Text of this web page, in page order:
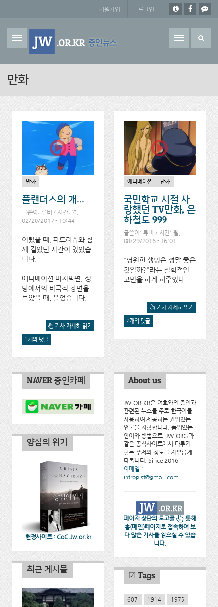
회원가입 로그인
Toggle
navigation
만화
만화
플랜더스의 개...
글쓴이: 류비 / 시간: 월,
02/20/2017 - 10:44
어렸을 때, 파트라슈와 함
께 걸었던 시간이 있었습
니다.
애니메이션 마지막편, 성
당에서의 비극적 장면을
보았을 때, 울었습니다.
플랜더스의 개... 에 대해서
기사 자세히 읽기
1개의 댓글
애니메이션 만화
국민학교 시절 사
랑했던 TV만화, 은
하철도 999
글쓴이: 류비 / 시간: 월,
08/29/2016 - 16:01
"영원한 생명은 정말 좋은
것일까?"라는 철학적인
고민을 하게 해주었다.
국민학교 시절 사랑했던 TV
만화, 은하철도 999에 대해
서
기사 자세히 읽기
2개의 댓글
NAVER 증인카페 About us
JW.OR.KR은 여호와의 증인과
관련된 뉴스를 주로 한국어를
사용하여 제공하는 권위있는
언론을 지향합니다. 품위있는
언어와 방법으로, JW.ORG과
같은 공식사이트에서 다루기
힘든 주제와 정보를 자유롭게
다룹니다. Since 2016
이메일 :
intropist@gmail.com
페이지 상단의 로고를
통해
홈(메인)페이지로 접속하여 보
다 많은 기사를 읽으실 수 있습
니다.
양심의 위기
헌정사이트 : CoC.Jw.or.kr
최근 게시물
☑ Tags
607 1914 1975